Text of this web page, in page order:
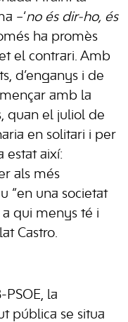
–‘no és dir-ho, és
ha promès
el contrari. Amb
d’enganys i de
amb la
quan el juliol de
en solitari i per
estat així:
als més
“en una societat
qui menys té i
Castro.
la
pública se situa